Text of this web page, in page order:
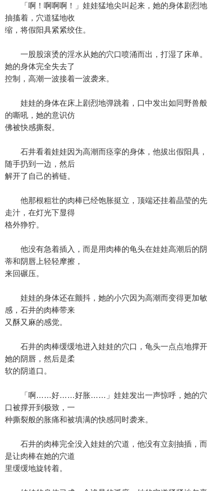
「啊！啊啊啊！」娃娃猛地尖叫起来，她的身体剧烈地
抽搐着，穴道猛地收
缩，将假阳具紧紧绞住。
一股股滚烫的淫水从她的穴口喷涌而出，打湿了床单。
她的身体完全失去了
控制，高潮一波接着一波袭来。
娃娃的身体在床上剧烈地弹跳着，口中发出如同野兽般
的嘶吼，她的意识仿
佛被快感撕裂。
石井看着娃娃因为高潮而痉挛的身体，他拔出假阳具，
随手扔到一边，然后
解开了自己的裤链。
他那根粗壮的肉棒已经饱胀挺立，顶端还挂着晶莹的先
走汁，在灯光下显得
格外狰狞。
他没有急着插入，而是用肉棒的龟头在娃娃高潮后的阴
蒂和阴唇上轻轻摩擦，
来回碾压。
娃娃的身体还在颤抖，她的小穴因为高潮而变得更加敏
感，石井的肉棒带来
又酥又麻的感觉。
石井的肉棒缓缓地进入娃娃的穴口，龟头一点点地撑开
她的阴唇，然后是柔
软的阴道口。
「啊……好……好胀……」娃娃发出一声惊呼，她的穴
口被撑开到极致，一
种撕裂般的胀痛和被填满的快感同时袭来。
石井的肉棒完全没入娃娃的穴道，他没有立刻抽插，而
是让肉棒在她的穴道
里缓缓地旋转着。